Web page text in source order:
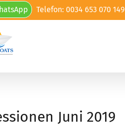
Telefon: 0034 653 070 149
Juni 2019